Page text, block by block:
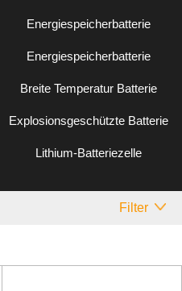
Energiespeicherbatterie
Energiespeicherbatterie
Breite Temperatur Batterie
Explosionsgeschützte Batterie
Lithium-Batteriezelle
Filter